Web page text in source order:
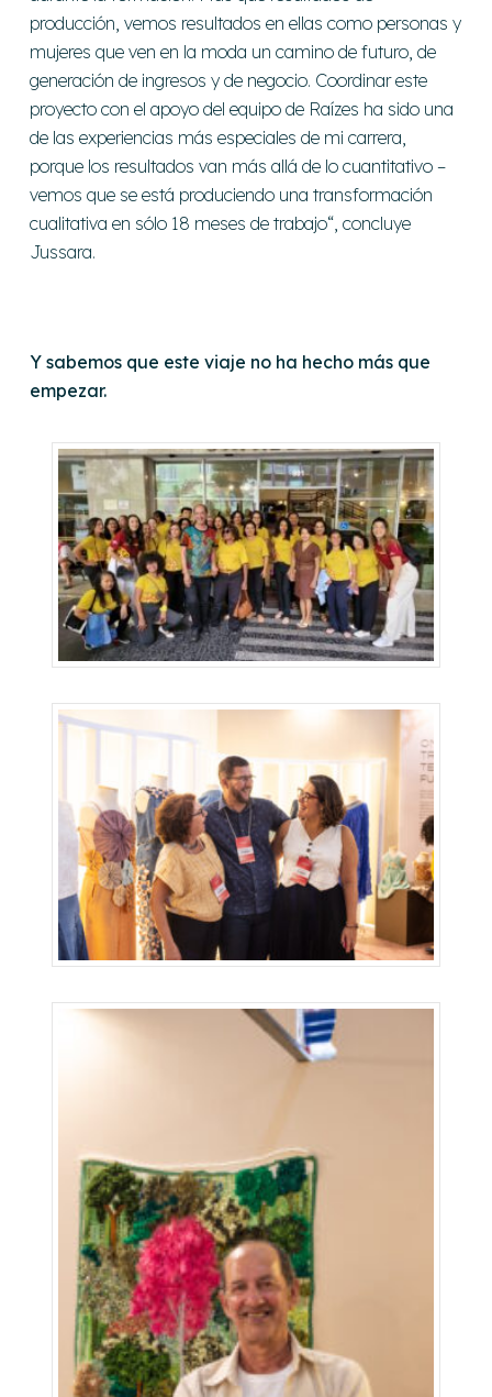
producción, vemos resultados en ellas como personas y
mujeres que ven en la moda un camino de futuro, de
generación de ingresos y de negocio. Coordinar este
proyecto con el apoyo del equipo de Raízes ha sido una
de las experiencias más especiales de mi carrera,
porque los resultados van más allá de lo cuantitativo –
vemos que se está produciendo una transformación
cualitativa en sólo 18 meses de trabajo“, concluye
Jussara.
Y sabemos que este viaje no ha hecho más que
empezar.